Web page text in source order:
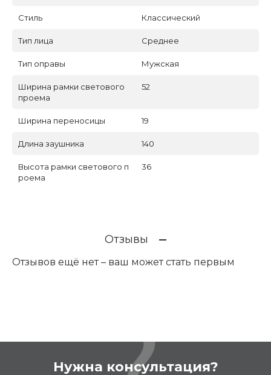
Стиль Классический
Тип лица Среднее
Тип оправы Мужская
Ширина рамки светового
проема
52
Ширина переносицы 19
Длина заушника 140
Высота рамки светового п
роема
36
Отзывы
Отзывов ещё нет – ваш может стать первым
Нужна консультация?